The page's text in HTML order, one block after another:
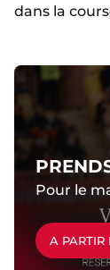
dans la
Pour le
A PARTIR